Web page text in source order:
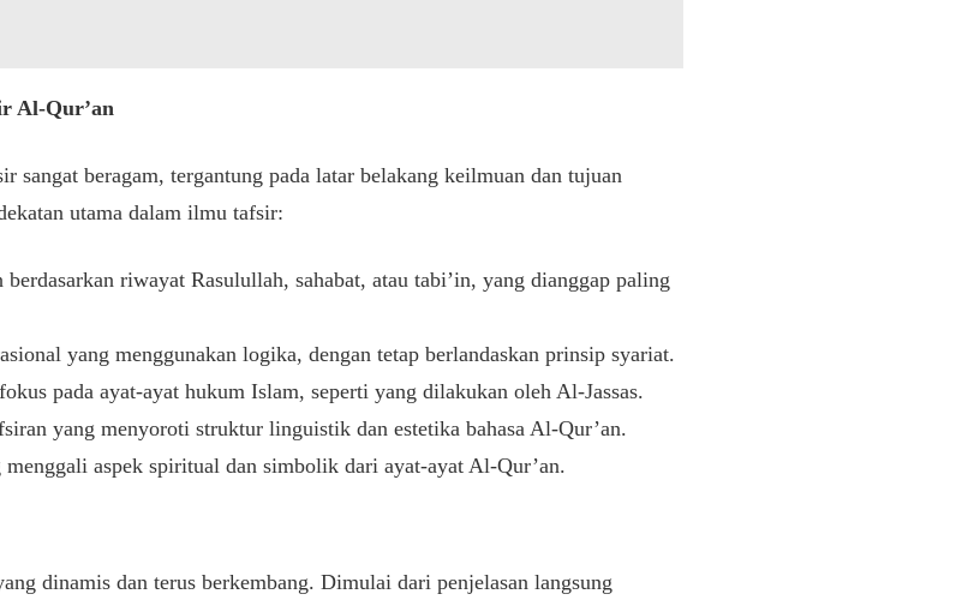
Al-Qur’an
sangat beragam, tergantung pada latar belakang keilmuan dan tujuan
utama dalam ilmu tafsir:
berdasarkan riwayat Rasulullah, sahabat, atau tabi’in, yang dianggap paling
yang menggunakan logika, dengan tetap berlandaskan prinsip syariat.
pada ayat-ayat hukum Islam, seperti yang dilakukan oleh Al-Jassas.
yang menyoroti struktur linguistik dan estetika bahasa Al-Qur’an.
menggali aspek spiritual dan simbolik dari ayat-ayat Al-Qur’an.
dinamis dan terus berkembang. Dimulai dari penjelasan langsung